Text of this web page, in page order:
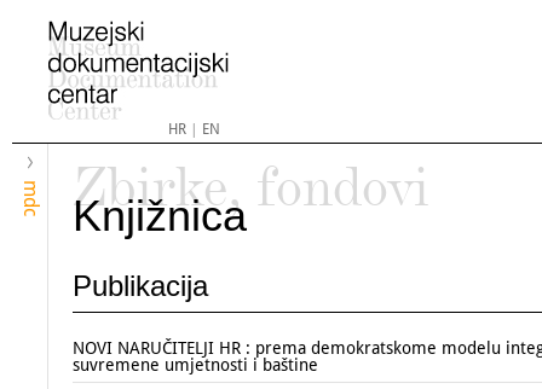
HR| EN
mdc
Zbirke, fondovi
Knjižnica
Publikacija
NOVI NARUČITELJI HR : prema demokratskome modelu
suvremene umjetnosti i baštine